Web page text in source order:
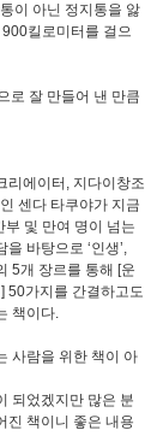
이 아닌 정지통을 앓
킬로미터를 걸으
로 잘 만들어 낸 만큼
리에이터, 지다이창조
센다 타쿠야가 지금
및 만여 명이 넘는
바탕으로 ‘인생’,
의 5개 장르를 통해 [운
50가지를 간결하고도
책이다.
사람을 위한 책이 아
되었겠지만 많은 분
진 책이니 좋은 내용